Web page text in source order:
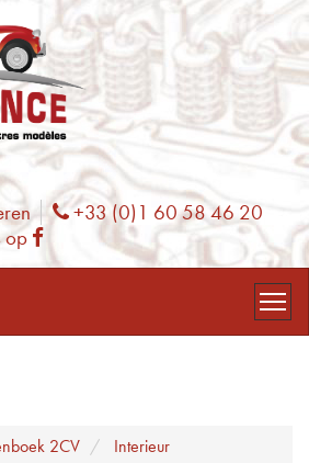
Phone
+33 (0)1 60 58 46 20
op Facebook
2CV Interieur